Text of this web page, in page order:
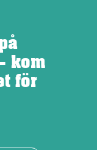
kom
för